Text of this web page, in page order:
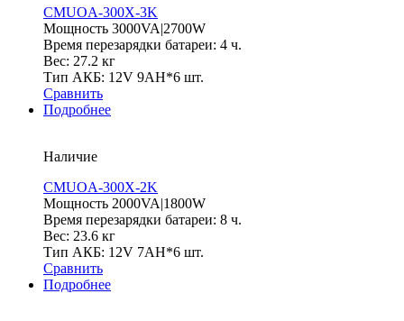
CMUOA-300X-3K
Мощность 3000VA|2700W
Время перезарядки батареи: 4 ч.
Вес: 27.2 кг
Тип АКБ: 12V 9AH*6 шт.
Сравнить
Подробнее
Наличие
CMUOA-300X-2K
Мощность 2000VA|1800W
Время перезарядки батареи: 8 ч.
Вес: 23.6 кг
Тип АКБ: 12V 7AH*6 шт.
Сравнить
Подробнее